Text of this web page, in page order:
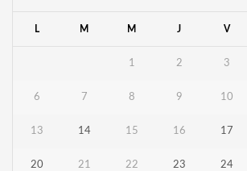
L M M J V
1 2 3
6 7 8 9 10
13 14 15 16 17
20 21 22 23 24